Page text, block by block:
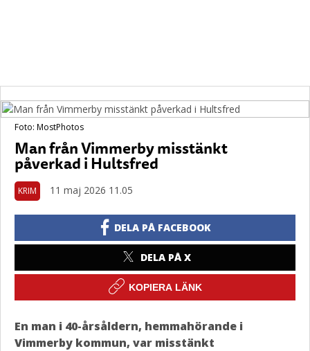
Foto: MostPhotos
Man från Vimmerby misstänkt
påverkad i Hultsfred
KRIM 11 maj 2026 11.05
DELA PÅ FACEBOOK
DELA PÅ X
KOPIERA LÄNK
En man i 40-årsåldern, hemmahörande i
Vimmerby kommun, var misstänkt